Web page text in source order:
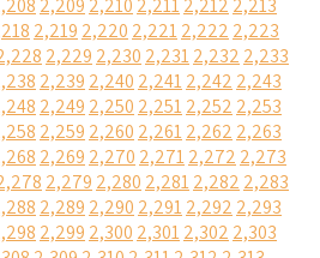
2,209 2,210 2,2112,212 2,213
2,219 2,220 2,2212,222 2,223
2,229 2,230 2,2312,232 2,233
2,239 2,240 2,2412,242 2,243
2,249 2,250 2,2512,252 2,253
2,259 2,260 2,2612,262 2,263
2,269 2,270 2,2712,272 2,273
2,279 2,280 2,2812,282 2,283
2,289 2,290 2,2912,292 2,293
2,299 2,300 2,3012,302 2,303